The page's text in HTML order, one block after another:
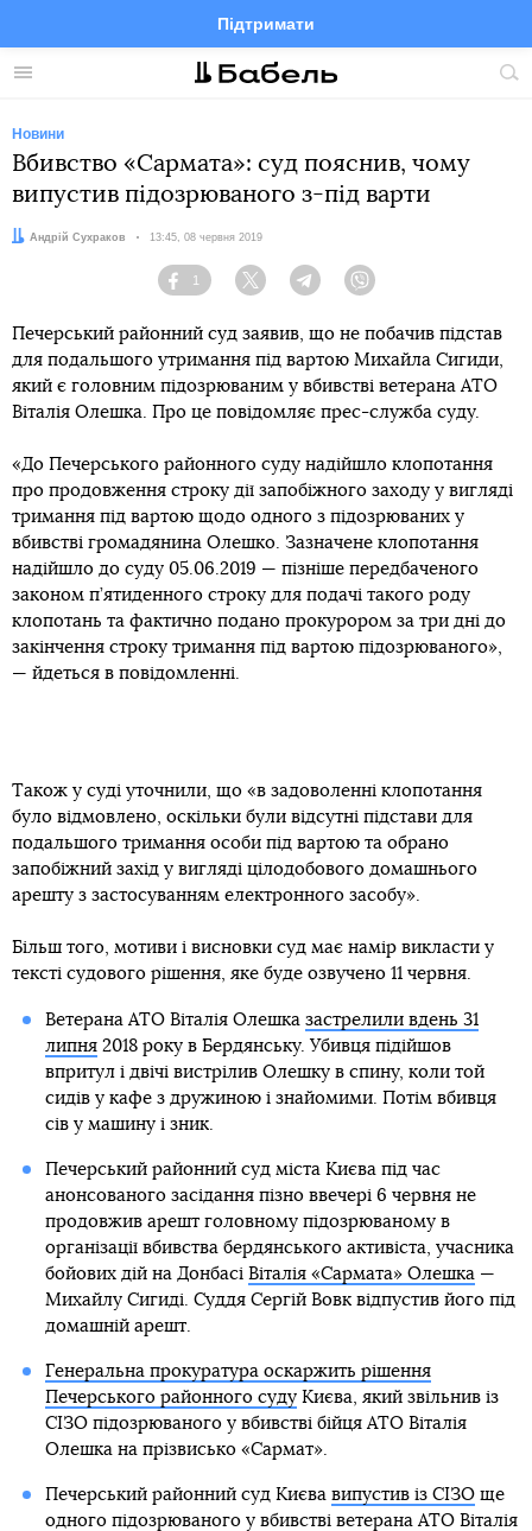
Меню
Підтримати
FacebookTelegramTwitter
Новини
Вбивство «Сармата»: суд пояснив, чому
випустив підозрюваного з-під варти
Автор:
Андрій Сухраков Дата:
13:45, 08 червня 2019
Facebook
1
Twitter TelegramViber
Печерський районний суд заявив, що не побачив підстав
для подальшого утримання під вартою Михайла Сигиди,
який є головним підозрюваним у вбивстві ветерана АТО
Віталія Олешка. Про це повідомляє прес-служба суду.
«До Печерського районного суду надійшло клопотання
про продовження строку дії запобіжного заходу у вигляді
тримання під вартою щодо одного з підозрюваних у
вбивстві громадянина Олешко. Зазначене клопотання
надійшло до суду 05.06.2019 — пізніше передбаченого
законом п’ятиденного строку для подачі такого роду
клопотань та фактично подано прокурором за три дні до
закінчення строку тримання під вартою підозрюваного»,
— йдеться в повідомленні.
Також у суді уточнили, що «в задоволенні клопотання
було відмовлено, оскільки були відсутні підстави для
подальшого тримання особи під вартою та обрано
запобіжний захід у вигляді цілодобового домашнього
арешту з застосуванням електронного засобу».
Більш того, мотиви і висновки суд має намір викласти у
тексті судового рішення, яке буде озвучено 11 червня.
Ветерана АТО Віталія Олешка застрелили вдень 31
липня2018 року в Бердянську. Убивця підійшов
впритул і двічі вистрілив Олешку в спину, коли той
сидів у кафе з дружиною і знайомими. Потім вбивця
сів у машину і зник.
Печерський районний суд міста Києва під час
анонсованого засідання пізно ввечері 6 червня не
продовжив арешт головному підозрюваному в
організації вбивства бердянського активіста, учасника
бойових дій на Донбасі Віталія «Сармата» Олешка—
Михайлу Сигиді. Суддя Сергій Вовк відпустив його під
домашній арешт.
Генеральна прокуратура оскаржить рішення
Печерського районного судуКиєва, який звільнив із
СІЗО підозрюваного у вбивстві бійця АТО Віталія
Олешка на прізвисько «Сармат».
Печерський районний суд Києва випустив із СІЗОще
одного підозрюваного у вбивстві ветерана АТО Віталія